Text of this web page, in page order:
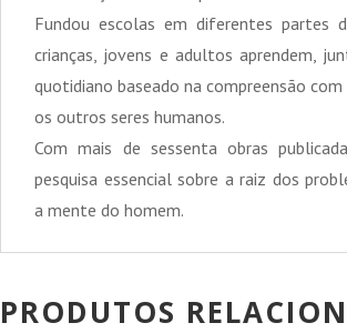
Fundou escolas em diferentes partes
crianças, jovens e adultos aprendem,
quotidiano baseado na compreensão
os outros seres humanos.
Com mais de sessenta obras
pesquisa essencial sobre a raiz dos
a mente do homem.
PRODUTOS